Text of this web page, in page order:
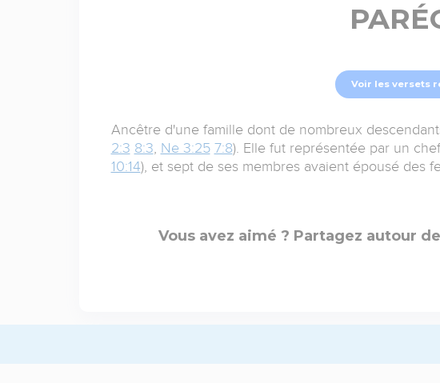
Voir les versets
Ancêtre d'une famille dont de nombreux
2:3 8:3 Ne 3:25 7:8). Elle fut représentée par un
10:14), et sept de ses membres avaient épousé des
Vous avez aimé ? Partagez autour